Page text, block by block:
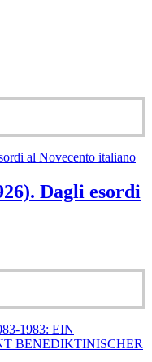
Dagli esordi